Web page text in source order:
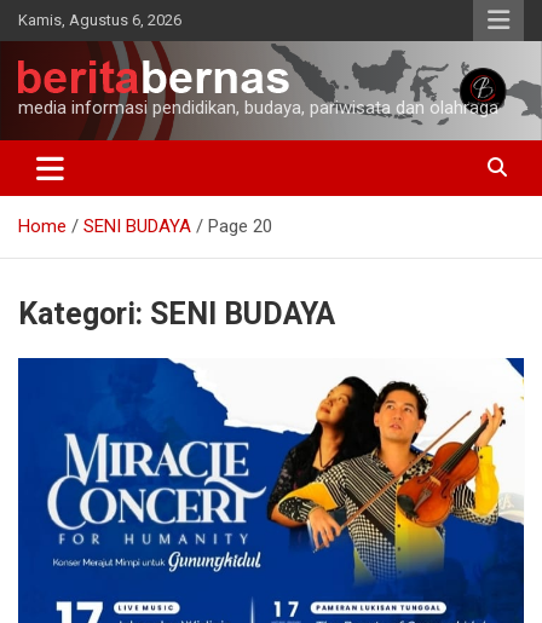
Skip
to
content
Kamis, Agustus 6, 2026
media informasi pendidikan, budaya, pariwisata dan olahraga
Home SENI BUDAYA Page 20
Kategori: SENI BUDAYA